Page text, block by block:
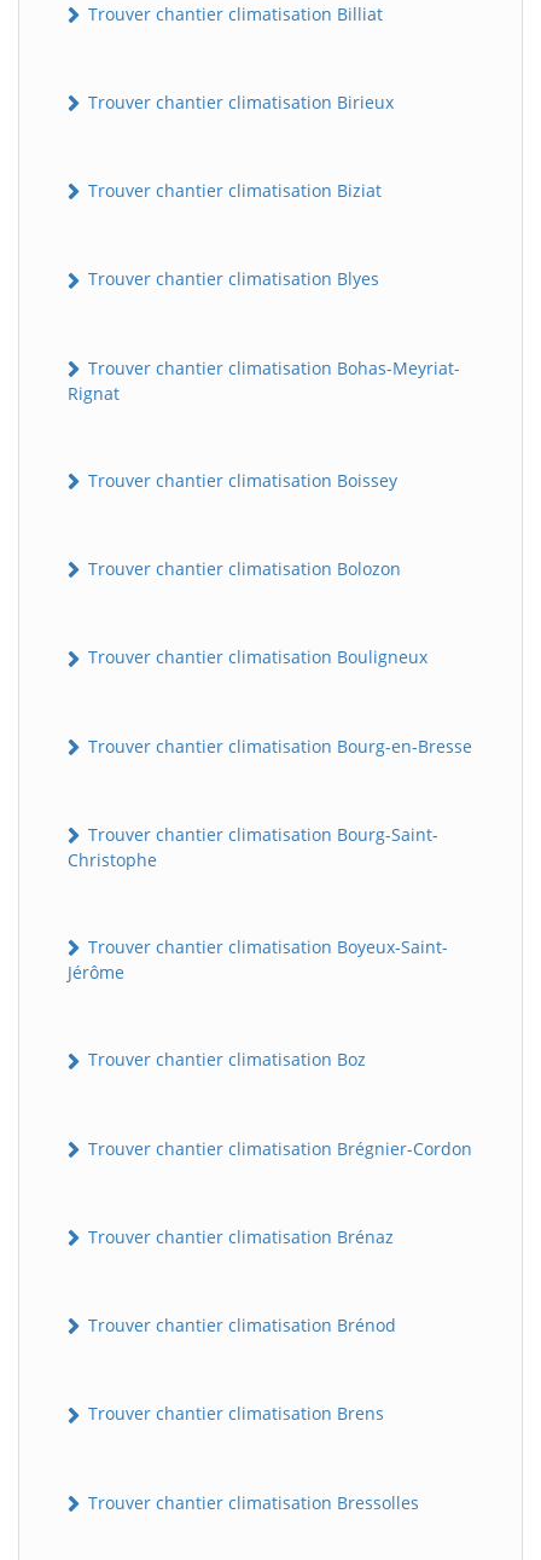
Trouver chantier climatisation Billiat
Trouver chantier climatisation Birieux
Trouver chantier climatisation Biziat
Trouver chantier climatisation Blyes
Trouver chantier climatisation Bohas-Meyriat-
Rignat
Trouver chantier climatisation Boissey
Trouver chantier climatisation Bolozon
Trouver chantier climatisation Bouligneux
Trouver chantier climatisation Bourg-en-Bresse
Trouver chantier climatisation Bourg-Saint-
Christophe
Trouver chantier climatisation Boyeux-Saint-
Jérôme
Trouver chantier climatisation Boz
Trouver chantier climatisation Brégnier-Cordon
Trouver chantier climatisation Brénaz
Trouver chantier climatisation Brénod
Trouver chantier climatisation Brens
Trouver chantier climatisation Bressolles